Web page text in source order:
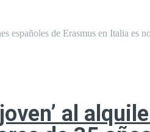
españoles de Erasmus en Italia es
al